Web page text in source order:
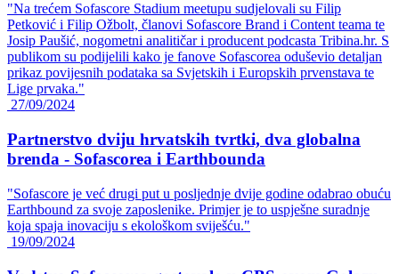
"Na trećem Sofascore Stadium meetupu sudjelovali su Filip
Petković i Filip Ožbolt, članovi Sofascore Brand i Content teama te
Josip Paušić, nogometni analitičar i producent podcasta Tribina.hr. S
publikom su podijelili kako je fanove Sofascorea oduševio detaljan
prikaz povijesnih podataka sa Svjetskih i Europskih prvenstava te
Lige prvaka."
27/09/2024
Partnerstvo dviju hrvatskih tvrtki, dva globalna
brenda - Sofascorea i Earthbounda
"Sofascore je već drugi put u posljednje dvije godine odabrao obuću
Earthbound za svoje zaposlenike. Primjer je to uspješne suradnje
koja spaja inovaciju s ekološkom sviješću."
19/09/2024